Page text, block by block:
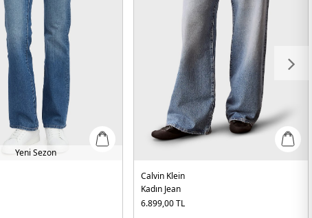
Yeni Sezon
Calvin Klein
Kadın Jean
6.899,00TL